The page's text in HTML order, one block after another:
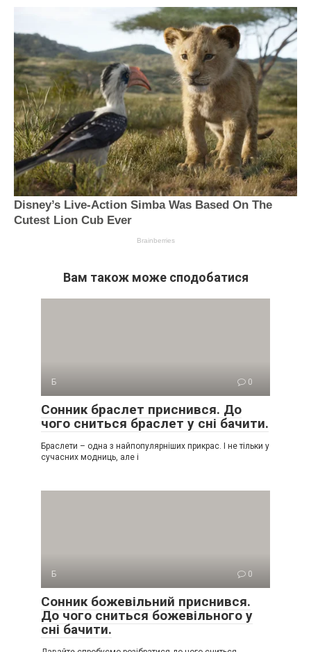
Вам також може сподобатися
Б 0
Сонник браслет приснився. До
чого сниться браслет у сні бачити.
Браслети – одна з найпопулярніших прикрас. І не тільки у
сучасних модниць, але і
Б 0
Сонник божевільний приснився.
До чого сниться божевільного у
сні бачити.